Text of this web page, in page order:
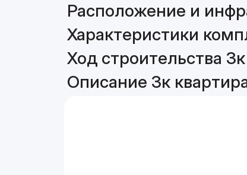
Расположение и
Характеристики
Ход строительства
Описание 3к